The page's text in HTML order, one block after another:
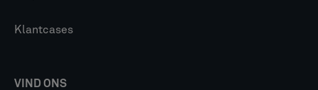
Klantcases
VIND ONS